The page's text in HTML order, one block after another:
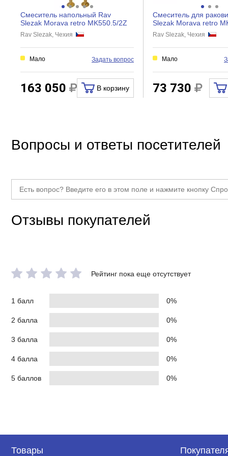
Управление
Механизм
Поворот излива
Аэратор
Смеситель напольный Rav
Slezak Morava retro MK550.5/2Z
Rav Slezak, Чехия
Мало Задать вопрос
163 050 В корзину
Смеситель для
Slezak Morava retro
Rav Slezak, Чехия
Мало
73 730
Вопросы и ответы посетителей
Отзывы покупателей
Рейтинг пока еще отсутствует
1 балл 0%
2 балла 0%
3 балла 0%
4 балла 0%
5 баллов 0%
Товары